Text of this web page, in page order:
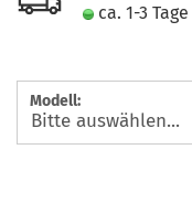
ca. 1-3 Tage
Modell: